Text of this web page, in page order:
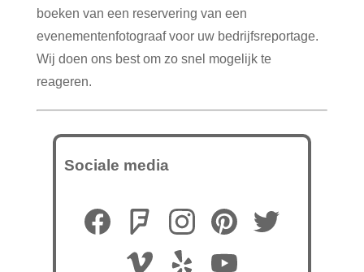
boeken van een reservering van een
evenementenfotograaf voor uw bedrijfsreportage.
Wij doen ons best om zo snel mogelijk te
reageren.
Sociale media